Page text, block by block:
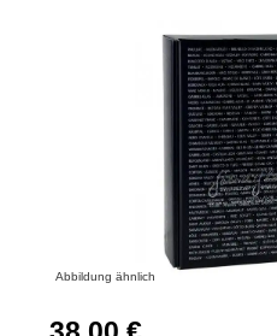
Bildergalerie überspringen
Abbildung ähnlich
Regulärer Preis: